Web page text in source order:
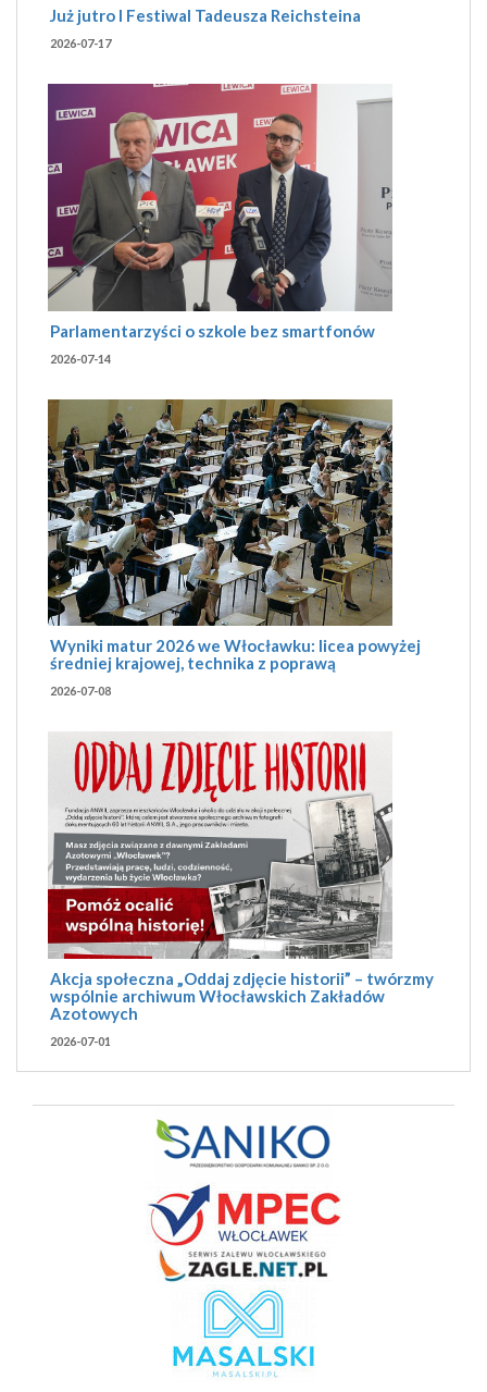
Już jutro I Festiwal Tadeusza Reichsteina
2026-07-17
Parlamentarzyści o szkole bez smartfonów
2026-07-14
Wyniki matur 2026 we Włocławku: licea powyżej
średniej krajowej, technika z poprawą
2026-07-08
Akcja społeczna „Oddaj zdjęcie historii” – twórzmy
wspólnie archiwum Włocławskich Zakładów
Azotowych
2026-07-01